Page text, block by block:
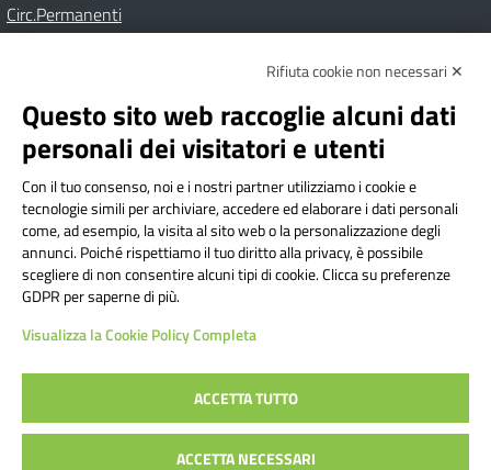
Circ.Permanenti
Albo onlinePrivacy Policy
Dichiarazione di accessibilità
Note Legali
Istituto Comprensivo Bricherasio
Via Cesare Bollea n. 3 - 10064 Bricherasio (TO) | P.E.O.:
toic84200d@istruzione.it | P.E.C.:
toic84200d@pec.istruzione.it
Codice Fiscale: 94544620019 | Cod. Meccanografico:
TOIC84200D | Codice IPA: istsc_toic84200d | Codice
Univoco: UFYI9M
Sito web realizzato da AVVALE SPA|Concept & Design by
Designers Italia
Rifiuta cookie non necessari ✕
Questo sito web raccoglie alcuni dati
personali dei visitatori e utenti
Con il tuo consenso, noi e i nostri partner utilizziamo i cookie e
tecnologie simili per archiviare, accedere ed elaborare i dati personali
come, ad esempio, la visita al sito web o la personalizzazione degli
annunci. Poiché rispettiamo il tuo diritto alla privacy, è possibile
scegliere di non consentire alcuni tipi di cookie. Clicca su preferenze
GDPR per saperne di più.
Visualizza la Cookie Policy Completa
ACCETTA TUTTO
ACCETTA NECESSARI